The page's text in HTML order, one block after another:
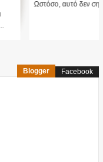
δεν σημαίνει ότι...
Blogger Facebook